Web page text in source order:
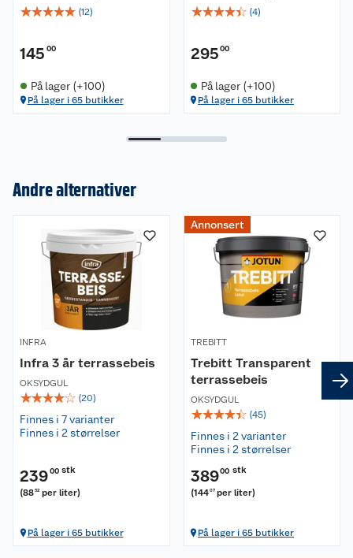
☆☆☆☆☆ (12)
145 00
På lager (+100)
På lager i 65 butikker
☆☆☆☆☆ (4)
295 00
På lager (+100)
På lager i 65 butikker
Andre alternativer
INFRA
Infra 3 år terrassebeis
OKSYDGUL
☆☆☆☆☆ (20)
Finnes i 7 varianter
Finnes i 2 størrelser
23900 stk
(8852 per liter)
På lager i 65 butikker
Annonsert
TREBITT
Trebitt Transparent
terrassebeis
OKSYDGUL
☆☆☆☆☆ (45)
Finnes i 2 varianter
Finnes i 2 størrelser
38900 stk
(144 07 per liter)
På lager i 65 butikker
Kundeservice
Butikker
Retur- og angrerett
Reklamasjon
Ofte stilte spørsmål
Leveringstid
Leie tilhenger
Om oss
Nyheter
Våre merkevarer
Kjøpsvilkår
Personvern
Cookies
Bærekraft
Lavprisløfte
Åpent kjøp
Retur av el-avfall
Hageinspirasjon
Oppussing med utemaling
Oppussing med innemaling
Et varmere hjem
Gulv